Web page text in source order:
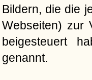
Bildern, die die
Webseiten) zur
beigesteuert
genannt.